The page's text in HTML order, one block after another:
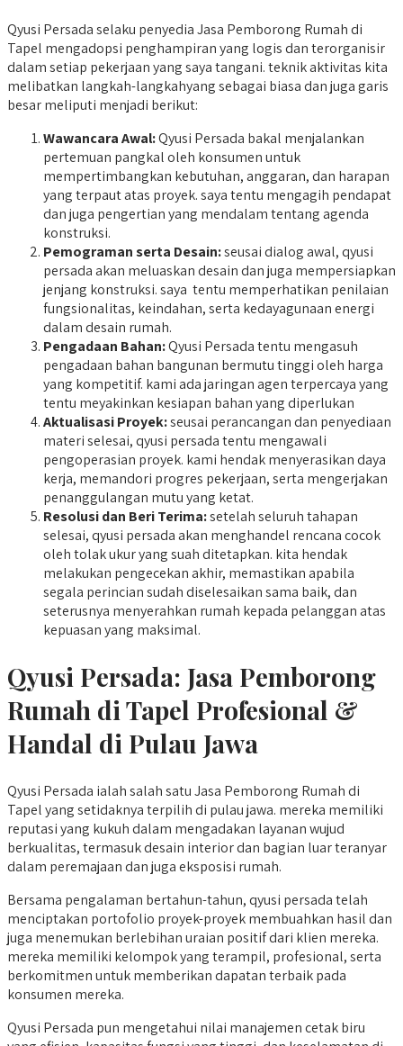
Qyusi Persada selaku penyedia Jasa Pemborong Rumah di
Tapel mengadopsi penghampiran yang logis dan terorganisir
dalam setiap pekerjaan yang saya tangani. teknik aktivitas kita
melibatkan langkah-langkahyang sebagai biasa dan juga garis
besar meliputi menjadi berikut:
Wawancara Awal:Qyusi Persada bakal menjalankan
pertemuan pangkal oleh konsumen untuk
mempertimbangkan kebutuhan, anggaran, dan harapan
yang terpaut atas proyek. saya tentu mengagih pendapat
dan juga pengertian yang mendalam tentang agenda
konstruksi.
Pemograman serta Desain:seusai dialog awal, qyusi
persada akan meluaskan desain dan juga mempersiapkan
jenjang konstruksi. saya tentu memperhatikan penilaian
fungsionalitas, keindahan, serta kedayagunaan energi
dalam desain rumah.
Pengadaan Bahan:Qyusi Persada tentu mengasuh
pengadaan bahan bangunan bermutu tinggi oleh harga
yang kompetitif. kami ada jaringan agen terpercaya yang
tentu meyakinkan kesiapan bahan yang diperlukan
Aktualisasi Proyek:seusai perancangan dan penyediaan
materi selesai, qyusi persada tentu mengawali
pengoperasian proyek. kami hendak menyerasikan daya
kerja, memandori progres pekerjaan, serta mengerjakan
penanggulangan mutu yang ketat.
Resolusi dan Beri Terima:setelah seluruh tahapan
selesai, qyusi persada akan menghandel rencana cocok
oleh tolak ukur yang suah ditetapkan. kita hendak
melakukan pengecekan akhir, memastikan apabila
segala perincian sudah diselesaikan sama baik, dan
seterusnya menyerahkan rumah kepada pelanggan atas
kepuasan yang maksimal.
Qyusi Persada: Jasa Pemborong
Rumah di Tapel Profesional &
Handal di Pulau Jawa
Qyusi Persada ialah salah satu Jasa Pemborong Rumah di
Tapel yang setidaknya terpilih di pulau jawa. mereka memiliki
reputasi yang kukuh dalam mengadakan layanan wujud
berkualitas, termasuk desain interior dan bagian luar teranyar
dalam peremajaan dan juga eksposisi rumah.
Bersama pengalaman bertahun-tahun, qyusi persada telah
menciptakan portofolio proyek-proyek membuahkan hasil dan
juga menemukan berlebihan uraian positif dari klien mereka.
mereka memiliki kelompok yang terampil, profesional, serta
berkomitmen untuk memberikan dapatan terbaik pada
konsumen mereka.
Qyusi Persada pun mengetahui nilai manajemen cetak biru